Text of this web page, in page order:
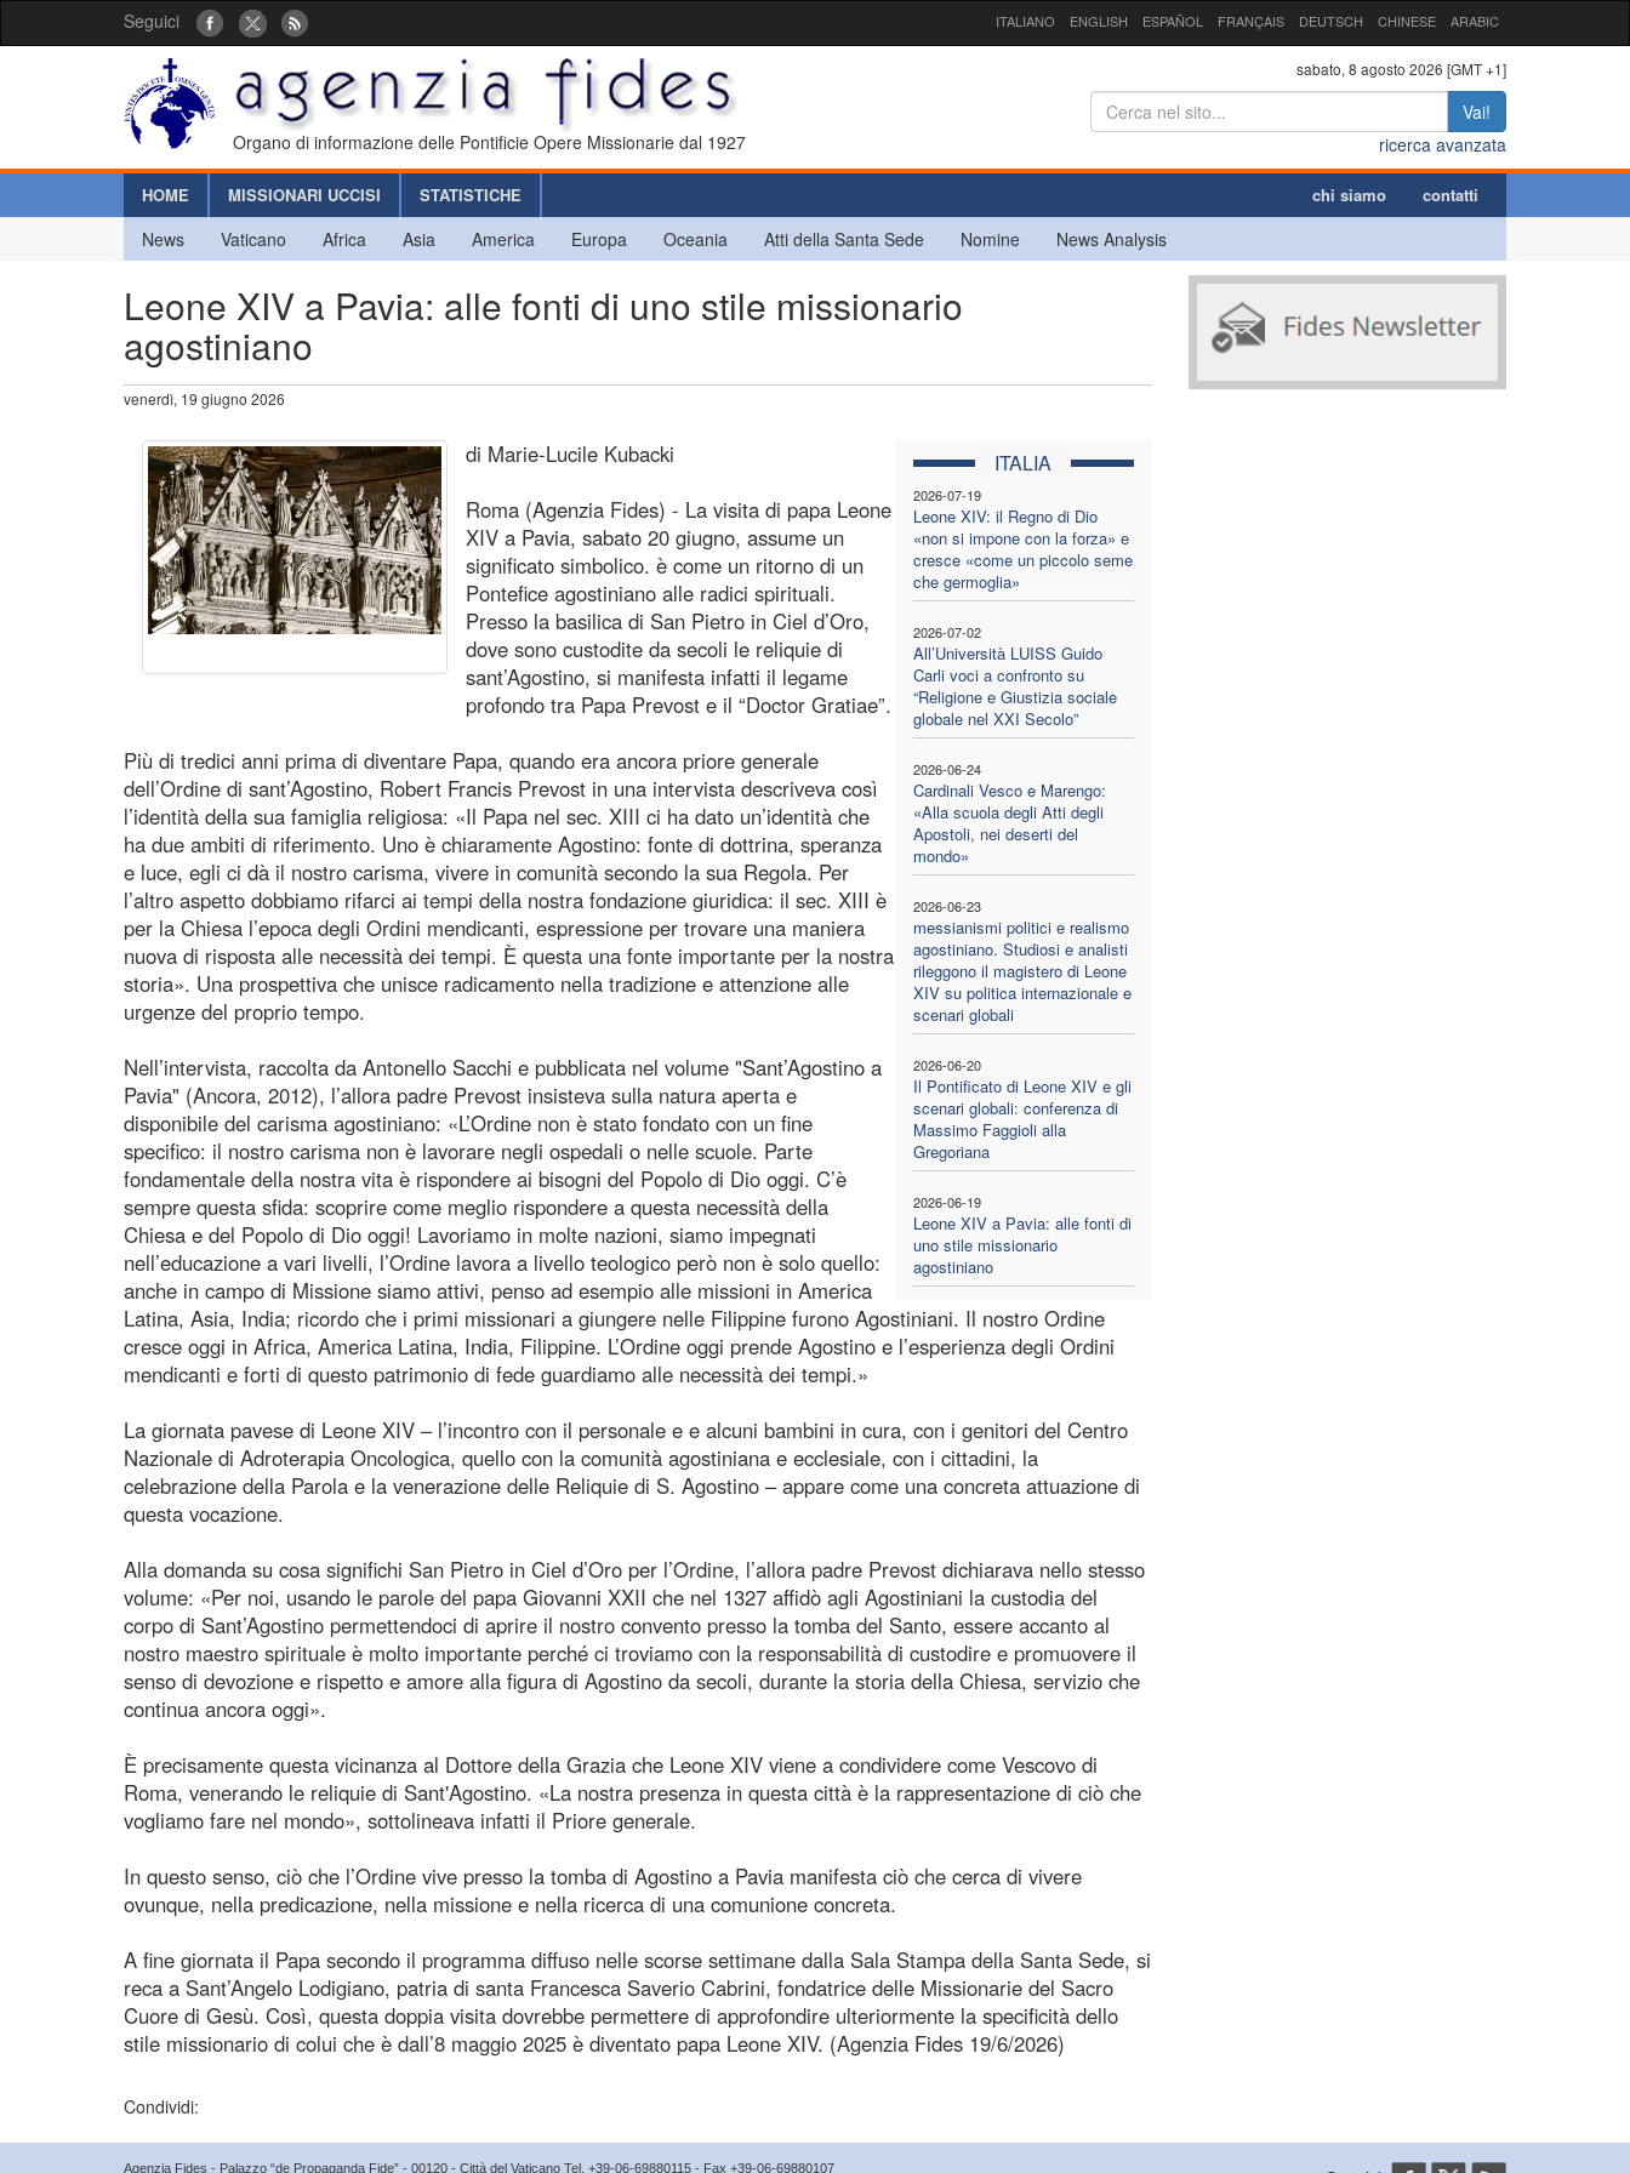
Seguici ITALIANO ENGLISH ESPAÑOL FRANÇAIS DEUTSCH CHINESE ARABIC
Organo di informazione delle Pontificie Opere Missionarie dal 1927
sabato, 8 agosto 2026 [GMT +1]
Vai!
ricerca avanzata
HOME MISSIONARI UCCISI STATISTICHE chi siamo contatti
News Vaticano Africa Asia America Europa Oceania Atti della Santa Sede Nomine News Analysis
Leone XIV a Pavia: alle fonti di uno stile missionario
agostiniano
venerdì, 19 giugno 2026
ITALIA
2026-07-19
Leone XIV: il Regno di Dio
«non si impone con la forza» e
cresce «come un piccolo seme
che germoglia»
2026-07-02
All’Università LUISS Guido
Carli voci a confronto su
“Religione e Giustizia sociale
globale nel XXI Secolo”
2026-06-24
Cardinali Vesco e Marengo:
«Alla scuola degli Atti degli
Apostoli, nei deserti del
mondo»
2026-06-23
messianismi politici e realismo
agostiniano. Studiosi e analisti
rileggono il magistero di Leone
XIV su politica internazionale e
scenari globali
2026-06-20
Il Pontificato di Leone XIV e gli
scenari globali: conferenza di
Massimo Faggioli alla
Gregoriana
2026-06-19
Leone XIV a Pavia: alle fonti di
uno stile missionario
agostiniano
di Marie-Lucile Kubacki
Roma (Agenzia Fides) - La visita di papa Leone
XIV a Pavia, sabato 20 giugno, assume un
significato simbolico. è come un ritorno di un
Pontefice agostiniano alle radici spirituali.
Presso la basilica di San Pietro in Ciel d’Oro,
dove sono custodite da secoli le reliquie di
sant’Agostino, si manifesta infatti il legame
profondo tra Papa Prevost e il “Doctor Gratiae”.
Più di tredici anni prima di diventare Papa, quando era ancora priore generale
dell’Ordine di sant’Agostino, Robert Francis Prevost in una intervista descriveva così
l’identità della sua famiglia religiosa: «Il Papa nel sec. XIII ci ha dato un’identità che
ha due ambiti di riferimento. Uno è chiaramente Agostino: fonte di dottrina, speranza
e luce, egli ci dà il nostro carisma, vivere in comunità secondo la sua Regola. Per
l’altro aspetto dobbiamo rifarci ai tempi della nostra fondazione giuridica: il sec. XIII è
per la Chiesa l’epoca degli Ordini mendicanti, espressione per trovare una maniera
nuova di risposta alle necessità dei tempi. È questa una fonte importante per la nostra
storia». Una prospettiva che unisce radicamento nella tradizione e attenzione alle
urgenze del proprio tempo.
Nell’intervista, raccolta da Antonello Sacchi e pubblicata nel volume "Sant’Agostino a
Pavia" (Ancora, 2012), l’allora padre Prevost insisteva sulla natura aperta e
disponibile del carisma agostiniano: «L’Ordine non è stato fondato con un fine
specifico: il nostro carisma non è lavorare negli ospedali o nelle scuole. Parte
fondamentale della nostra vita è rispondere ai bisogni del Popolo di Dio oggi. C’è
sempre questa sfida: scoprire come meglio rispondere a questa necessità della
Chiesa e del Popolo di Dio oggi! Lavoriamo in molte nazioni, siamo impegnati
nell’educazione a vari livelli, l’Ordine lavora a livello teologico però non è solo quello:
anche in campo di Missione siamo attivi, penso ad esempio alle missioni in America
Latina, Asia, India; ricordo che i primi missionari a giungere nelle Filippine furono Agostiniani. Il nostro Ordine
cresce oggi in Africa, America Latina, India, Filippine. L’Ordine oggi prende Agostino e l’esperienza degli Ordini
mendicanti e forti di questo patrimonio di fede guardiamo alle necessità dei tempi.»
La giornata pavese di Leone XIV – l’incontro con il personale e e alcuni bambini in cura, con i genitori del Centro
Nazionale di Adroterapia Oncologica, quello con la comunità agostiniana e ecclesiale, con i cittadini, la
celebrazione della Parola e la venerazione delle Reliquie di S. Agostino – appare come una concreta attuazione di
questa vocazione.
Alla domanda su cosa significhi San Pietro in Ciel d’Oro per l’Ordine, l’allora padre Prevost dichiarava nello stesso
volume: «Per noi, usando le parole del papa Giovanni XXII che nel 1327 affidò agli Agostiniani la custodia del
corpo di Sant’Agostino permettendoci di aprire il nostro convento presso la tomba del Santo, essere accanto al
nostro maestro spirituale è molto importante perché ci troviamo con la responsabilità di custodire e promuovere il
senso di devozione e rispetto e amore alla figura di Agostino da secoli, durante la storia della Chiesa, servizio che
continua ancora oggi».
È precisamente questa vicinanza al Dottore della Grazia che Leone XIV viene a condividere come Vescovo di
Roma, venerando le reliquie di Sant'Agostino. «La nostra presenza in questa città è la rappresentazione di ciò che
vogliamo fare nel mondo», sottolineava infatti il Priore generale.
In questo senso, ciò che l’Ordine vive presso la tomba di Agostino a Pavia manifesta ciò che cerca di vivere
ovunque, nella predicazione, nella missione e nella ricerca di una comunione concreta.
A fine giornata il Papa secondo il programma diffuso nelle scorse settimane dalla Sala Stampa della Santa Sede, si
reca a Sant’Angelo Lodigiano, patria di santa Francesca Saverio Cabrini, fondatrice delle Missionarie del Sacro
Cuore di Gesù. Così, questa doppia visita dovrebbe permettere di approfondire ulteriormente la specificità dello
stile missionario di colui che è dall’8 maggio 2025 è diventato papa Leone XIV. (Agenzia Fides 19/6/2026)
Condividi:
Agenzia Fides - Palazzo “de Propaganda Fide” - 00120 - Città del Vaticano Tel. +39-06-69880115 - Fax +39-06-69880107